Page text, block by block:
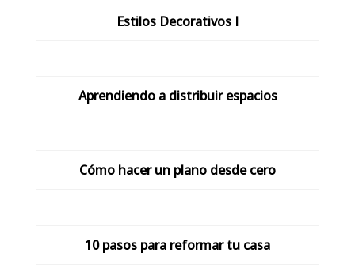
Estilos Decorativos I
Aprendiendo a distribuir espacios
Cómo hacer un plano desde cero
10 pasos para reformar tu casa